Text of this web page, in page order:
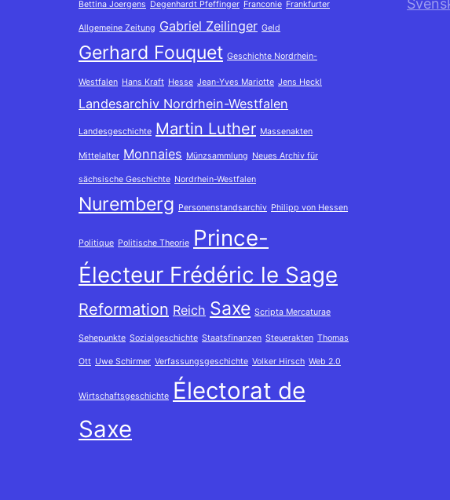
Bettina Joergens Degenhardt Pfeffinger Franconie Frankfurter
Allgemeine Zeitung Gabriel Zeilinger Geld
Gerhard Fouquet Geschichte Nordrhein-
Westfalen Hans Kraft Hesse Jean-Yves Mariotte Jens Heckl
Landesarchiv Nordrhein-Westfalen
Landesgeschichte Martin Luther Massenakten
Mittelalter Monnaies Münzsammlung Neues Archiv für
sächsische Geschichte Nordrhein-Westfalen
Nuremberg Personenstandsarchiv Philipp von Hessen
Politique Politische Theorie Prince-
Électeur Frédéric le Sage
Reformation Reich Saxe Scripta Mercaturae
Sehepunkte Sozialgeschichte Staatsfinanzen Steuerakten Thomas
Ott Uwe Schirmer Verfassungsgeschichte Volker Hirsch Web 2.0
Wirtschaftsgeschichte Électorat de
Saxe